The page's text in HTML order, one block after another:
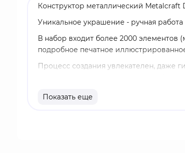
Конструктор металлический Metalcraft
Уникальное украшение - ручная работа
В набор входит более 2000 элементов
подробное печатное
Процесс создания увлекателен, даже
Эта захватывающая дух копия
Показать еще